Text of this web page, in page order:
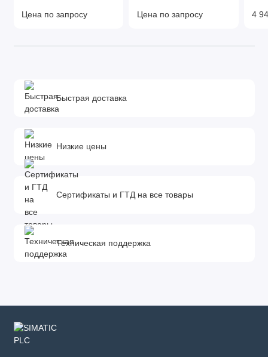
Цена по запросу Цена по запросу 4
Быстрая доставка
Низкие цены
Сертификаты и ГТД на все товары
Техническая поддержка